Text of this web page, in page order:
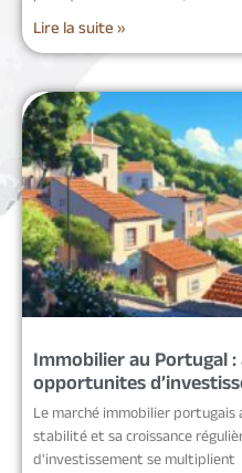
Lire la suite »
Immobilier au Portugal
opportunites
Le marché immobilier
stabilité et sa croissance
d'investissement se multiplient